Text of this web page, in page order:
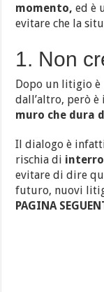
momento,ed è
evitare che la
1. Non
Dopo un litigio è
dall’altro, però è
muro che dura
Il dialogo è
rischia di
evitare di dire
futuro, nuovi
PAGINA